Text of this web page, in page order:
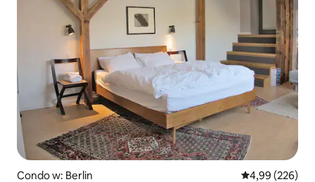
Condo w: Berlin Średnia
4,99 (226)